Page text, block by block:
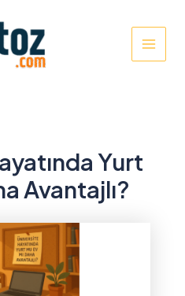
Yurt
Avantajlı?